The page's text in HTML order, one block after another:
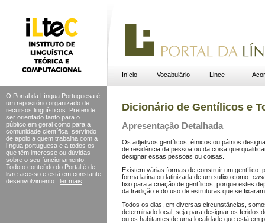
Início Vocabulário Lince
O Portal da Língua Portuguesa é
um repositório organizado de
recursos linguísticos. Pretende
ser orientado tanto para o
público em geral como para a
comunidade científica, servindo
de apoio a quem trabalha com a
língua portuguesa e a todos os
que têm interesse ou dúvidas
sobre o seu funcionamento.
Todo o conteúdo do Portal é de
livre acesso e está em constante
desenvolvimento.
ler mais
Dicionário de Gentílicos e
Apresentação Detalhada
Os adjetivos gentílicos, étnicos ou pátrios
de residência da pessoa ou da coisa que
designar essas pessoas ou coisas.
Existem várias formas de construir um gentílico:
forma latina ou latinizada de um sufixo como -
fixo para a criação de gentílicos, porque estes
da tradição e do uso de estruturas que se
Todos os dias, em diversas circunstâncias,
determinado local, seja para designar os feridos
ou os habitantes de uma localidade que está em